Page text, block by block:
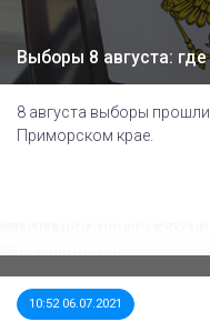
Выборы 8 августа:
8 августа выборы
Приморском крае.
10:52 06.07.2021